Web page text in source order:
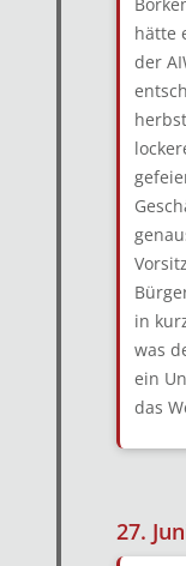
hätte
der
in
was
ein
das
27.